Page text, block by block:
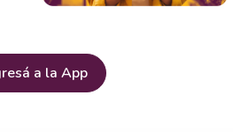
a la App